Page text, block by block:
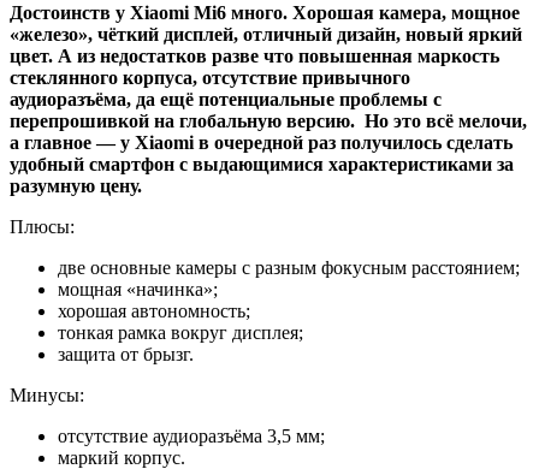
Достоинств у Xiaomi Mi6 много. Хорошая камера, мощное
«железо», чёткий дисплей, отличный дизайн, новый яркий
цвет. А из недостатков разве что повышенная маркость
стеклянного корпуса, отсутствие привычного
аудиоразъёма, да ещё потенциальные проблемы с
перепрошивкой на глобальную версию. Но это всё мелочи,
а главное — у Xiaomi в очередной раз получилось сделать
удобный смартфон с выдающимися характеристиками за
разумную цену.
Плюсы:
две основные камеры с разным фокусным расстоянием;
мощная «начинка»;
хорошая автономность;
тонкая рамка вокруг дисплея;
защита от брызг.
Минусы:
отсутствие аудиоразъёма 3,5 мм;
маркий корпус.